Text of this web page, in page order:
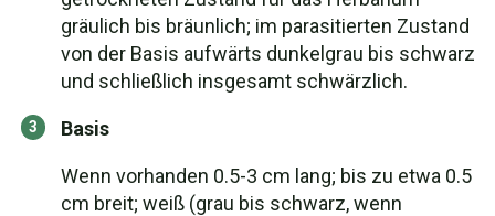
gräulich bis bräunlich; im parasitierten Zustand
von der Basis aufwärts dunkelgrau bis schwarz
und schließlich insgesamt schwärzlich.
Basis
Wenn vorhanden 0.5-3 cm lang; bis zu etwa 0.5
cm breit; weiß (grau bis schwarz, wenn